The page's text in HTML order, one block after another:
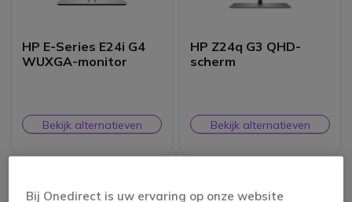
HP E-Series E24i G4
WUXGA-monitor
Bekijk alternatieven
HP Z24q G3 QHD-
scherm
Bekijk alternatieven
Bij Onedirect is uw ervaring op onze website